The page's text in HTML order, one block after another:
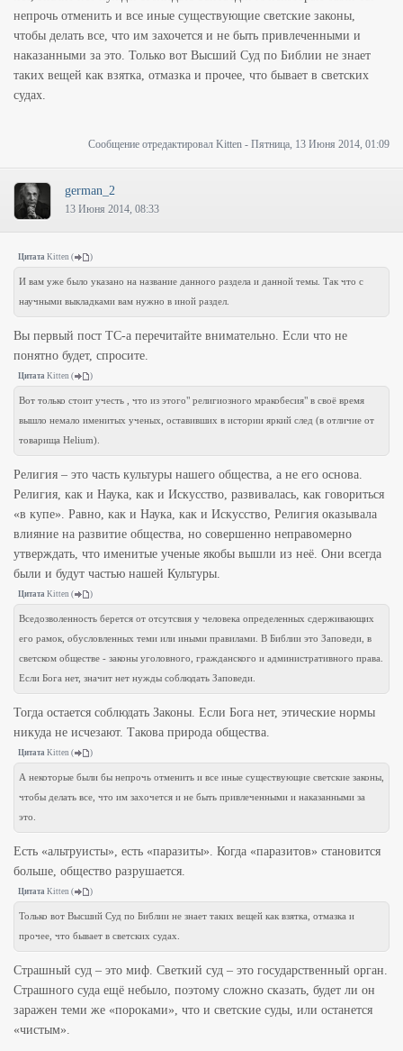
непрочь отменить и все иные существующие светские законы,
чтобы делать все, что им захочется и не быть привлеченными и
наказанными за это. Только вот Высший Суд по Библии не знает
таких вещей как взятка, отмазка и прочее, что бывает в светских
судах.
Сообщение отредактировал Kitten - Пятница, 13 Июня 2014, 01:09
german_2
13 Июня 2014, 08:33
Цитата Kitten ( )
И вам уже было указано на название данного раздела и данной темы. Так что с
научными выкладками вам нужно в иной раздел.
Вы первый пост ТС-а перечитайте внимательно. Если что не
понятно будет, спросите.
Цитата Kitten ( )
Вот только стоит учесть , что из этого" религиозного мракобесия" в своё время
вышло немало именитых ученых, оставивших в истории яркий след (в отличие от
товарища Helium).
Религия – это часть культуры нашего общества, а не его основа.
Религия, как и Наука, как и Искусство, развивалась, как говориться
«в купе». Равно, как и Наука, как и Искусство, Религия оказывала
влияние на развитие общества, но совершенно неправомерно
утверждать, что именитые ученые якобы вышли из неё. Они всегда
были и будут частью нашей Культуры.
Цитата Kitten ( )
Вседозволенность берется от отсутсвия у человека определенных сдерживающих
его рамок, обусловленных теми или иными правилами. В Библии это Заповеди, в
светском обществе - законы уголовного, гражданского и административного права.
Если Бога нет, значит нет нужды соблюдать Заповеди.
Тогда остается соблюдать Законы. Если Бога нет, этические нормы
никуда не исчезают. Такова природа общества.
Цитата Kitten ( )
А некоторые были бы непрочь отменить и все иные существующие светские законы,
чтобы делать все, что им захочется и не быть привлеченными и наказанными за
это.
Есть «альтруисты», есть «паразиты». Когда «паразитов» становится
больше, общество разрушается.
Цитата Kitten ( )
Только вот Высший Суд по Библии не знает таких вещей как взятка, отмазка и
прочее, что бывает в светских судах.
Страшный суд – это миф. Светкий суд – это государственный орган.
Страшного суда ещё небыло, поэтому сложно сказать, будет ли он
заражен теми же «пороками», что и светские суды, или останется
«чистым».